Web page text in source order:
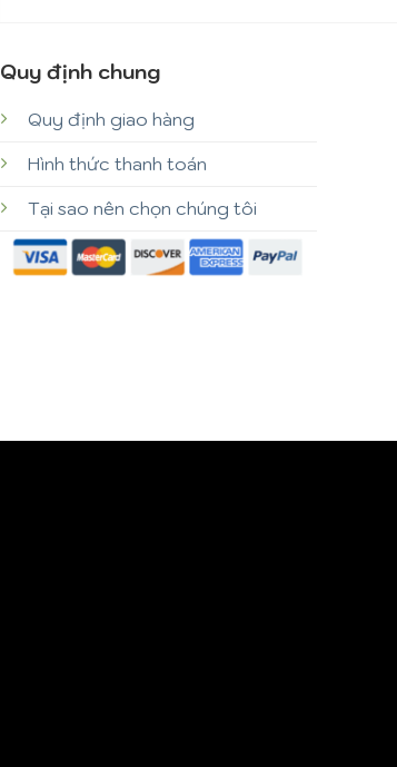
Quy định chung
Quy định giao hàng
Hình thức thanh toán
Tại sao nên chọn chúng tôi